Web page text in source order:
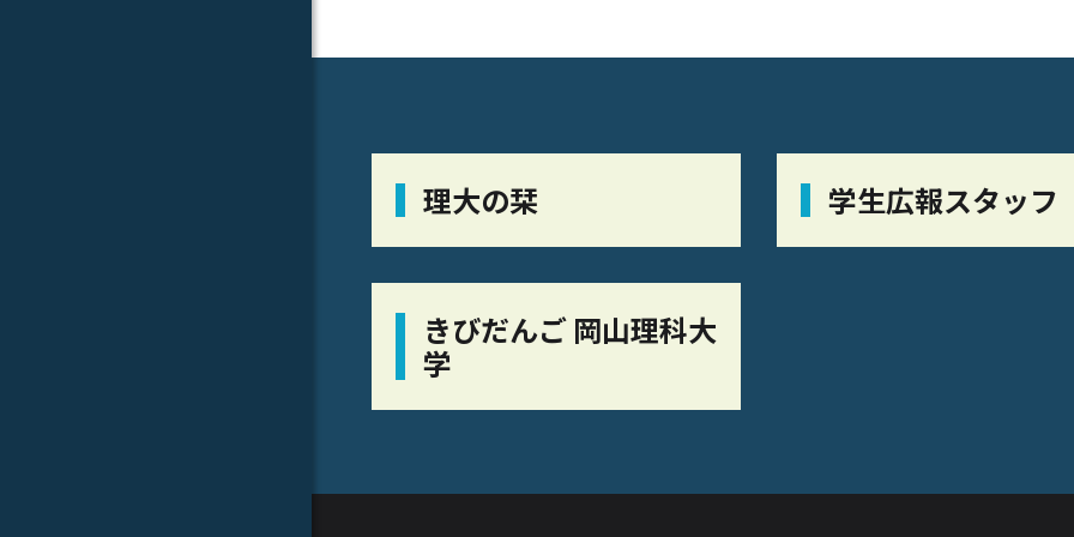
理大の栞 学生広報スタッフ
きびだんご 岡山理科大
学